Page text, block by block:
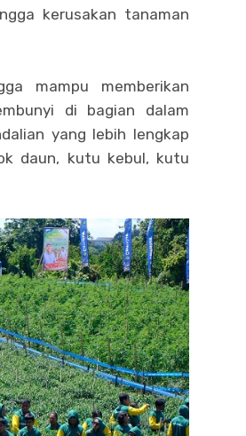
kerusakan tanaman
mampu memberikan
di bagian dalam
yang lebih lengkap
daun, kutu kebul, kutu